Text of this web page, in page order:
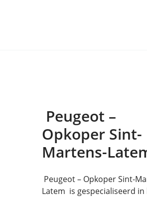
Peugeot –
Opkoper Sint-
Martens-
Peugeot – Opkoper Sint-
Latem is gespecialiseerd in